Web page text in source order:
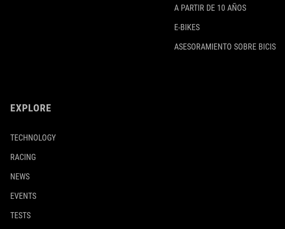
A PARTIR DE 10 AÑOS
E-BIKES
ASESORAMIENTO SOBRE BICIS
EXPLORE
TECHNOLOGY
RACING
NEWS
EVENTS
TESTS